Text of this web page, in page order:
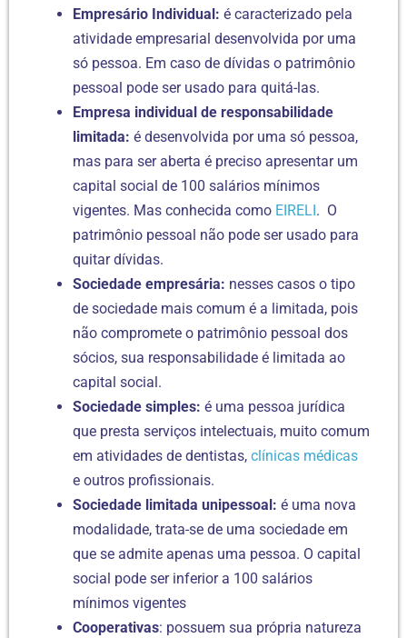
Empresário Individual: é caracterizado pela
atividade empresarial desenvolvida por uma
só pessoa. Em caso de dívidas o patrimônio
pessoal pode ser usado para quitá-las.
Empresa individual de responsabilidade
limitada: é desenvolvida por uma só pessoa,
mas para ser aberta é preciso apresentar um
capital social de 100 salários mínimos
vigentes. Mas conhecida como EIRELI . O
patrimônio pessoal não pode ser usado para
quitar dívidas.
Sociedade empresária: nesses casos o tipo
de sociedade mais comum é a limitada, pois
não compromete o patrimônio pessoal dos
sócios, sua responsabilidade é limitada ao
capital social.
Sociedade simples: é uma pessoa jurídica
que presta serviços intelectuais, muito comum
em atividades de dentistas, clínicas médicas
e outros profissionais.
Sociedade limitada unipessoal: é uma nova
modalidade, trata-se de uma sociedade em
que se admite apenas uma pessoa. O capital
social pode ser inferior a 100 salários
mínimos vigentes
Cooperativas: possuem sua própria natureza